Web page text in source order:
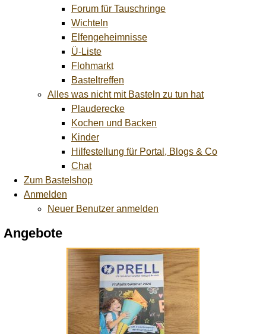
Forum für Tauschringe
Wichteln
Elfengeheimnisse
Ü-Liste
Flohmarkt
Basteltreffen
Alles was nicht mit Basteln zu tun hat
Plauderecke
Kochen und Backen
Kinder
Hilfestellung für Portal, Blogs & Co
Chat
Zum Bastelshop
Anmelden
Neuer Benutzer anmelden
Angebote